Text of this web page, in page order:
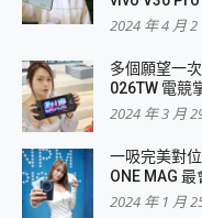
2024 年 4 月 2
多個願望一
026TW 電競
2024 年 3 月
一吸完美對
ONE MAG
2024 年 1 月